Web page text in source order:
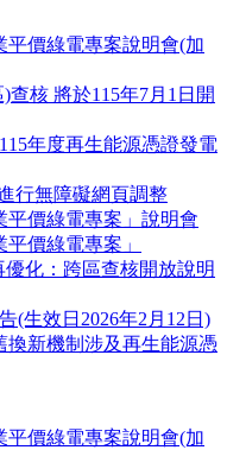
平價綠電專案說明會(加
核 將於115年7月1日開
年度再生能源憑證發電
行無障礙網頁調整
平價綠電專案」說明會
價綠電專案」
優化：跨區查核開放說明
(生效日2026年2月12日)
換新機制涉及再生能源憑
平價綠電專案說明會(加